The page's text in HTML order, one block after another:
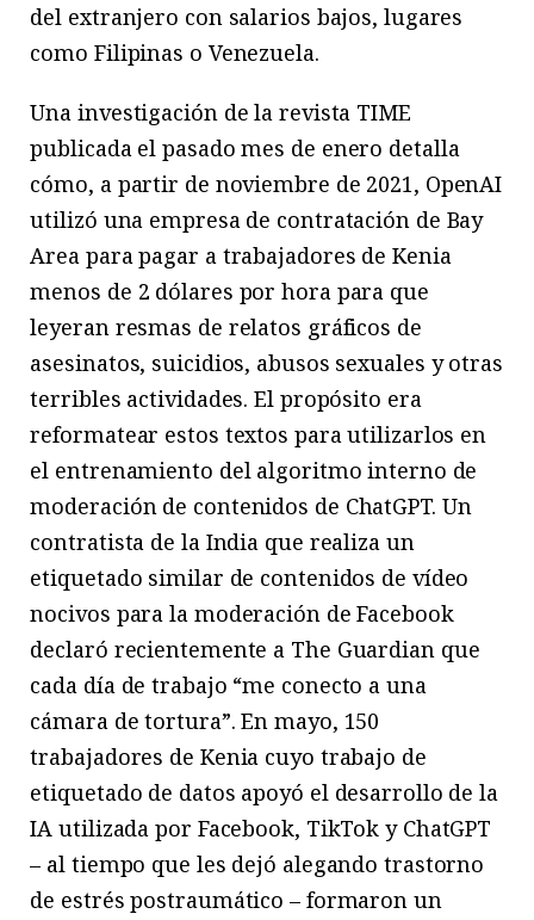
del extranjero con salarios bajos, lugares
como Filipinas o Venezuela.
Una investigación de la revista TIME
publicada el pasado mes de enero detalla
cómo, a partir de noviembre de 2021, OpenAI
utilizó una empresa de contratación de Bay
Area para pagar a trabajadores de Kenia
menos de 2 dólares por hora para que
leyeran resmas de relatos gráficos de
asesinatos, suicidios, abusos sexuales y otras
terribles actividades. El propósito era
reformatear estos textos para utilizarlos en
el entrenamiento del algoritmo interno de
moderación de contenidos de ChatGPT. Un
contratista de la India que realiza un
etiquetado similar de contenidos de vídeo
nocivos para la moderación de Facebook
declaró recientemente a The Guardian que
cada día de trabajo “me conecto a una
cámara de tortura”. En mayo, 150
trabajadores de Kenia cuyo trabajo de
etiquetado de datos apoyó el desarrollo de la
IA utilizada por Facebook, TikTok y ChatGPT
– al tiempo que les dejó alegando trastorno
de estrés postraumático – formaron un